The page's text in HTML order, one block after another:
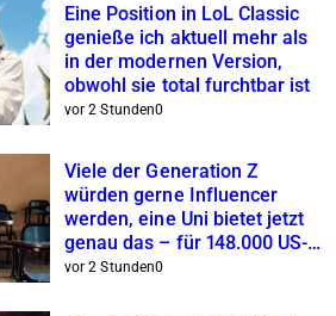
Eine Position in LoL Classic
genieße ich aktuell mehr als
in der modernen Version,
obwohl sie total furchtbar ist
vor 2 Stunden0
Viele der Generation Z
würden gerne Influencer
werden, eine Uni bietet jetzt
genau das – für 148.000 US-
Dollar
vor 2 Stunden0